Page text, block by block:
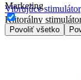
Marketing
Povoliť všetko
Vibrujúce
Klitorálny